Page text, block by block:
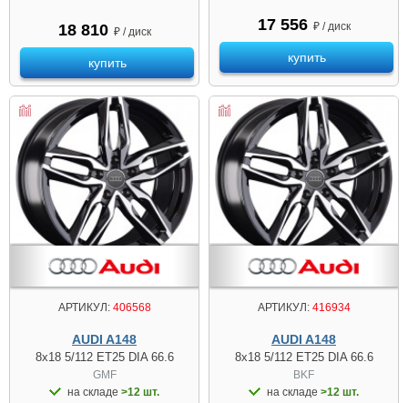
18 810 ₽ / диск
купить
17 556 ₽ / диск
купить
АРТИКУЛ:406568
AUDI A148
8x18 5/112 ET25 DIA 66.6
GMF
на складе >12 шт.
АРТИКУЛ:416934
AUDI A148
8x18 5/112 ET25 DIA 66.6
BKF
на складе >12 шт.